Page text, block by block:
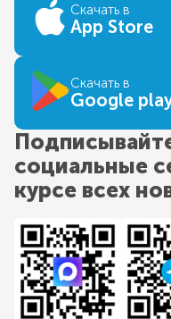
Скачать в
App Store
Скачать в
Google
социальные
курсе всех